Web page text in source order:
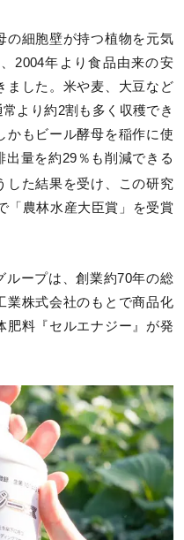
の細胞壁が持つ植物を元気
2004年より食品由来の安
ました。米や麦、大豆など
より約2割も多く収穫でき
かもビール酵母を稲作に使
出量を約29％も削減できる
した結果を受け、この研究
「農林水産大臣賞」を受賞
ループは、創業約70年の総
業株式会社のもとで商品化
肥料『セルエナジー』が発